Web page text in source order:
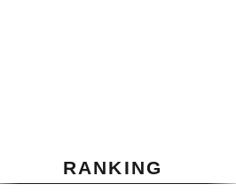
RANKING